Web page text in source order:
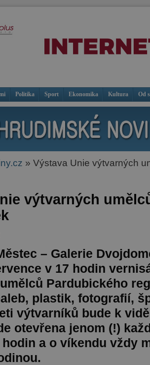
Politika Sport Ekonomika Kultura Od
» Výstava Unie výtvarných
výtvarných
– Galerie
v 17 hodin
Pardubického
plastik, fotografií,
výtvarníků bude k
otevřena jenom (!)
a o víkendu vždy